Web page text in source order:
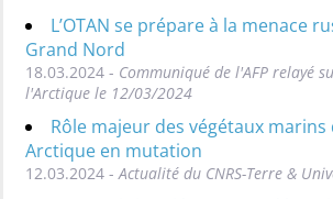
L’OTAN se prépare à la menace
Grand Nord
18.03.2024 - Communiqué de l'AFP relayé
l'Arctique le 12/03/2024
Rôle majeur des végétaux marins
Arctique en mutation
12.03.2024 - Actualité du CNRS-Terre &